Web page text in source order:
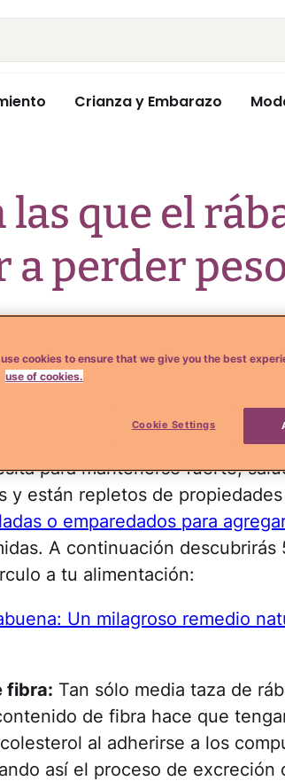
Crianza y Embarazo
que el
a perder
de aumentar tu pérdida
Estas hermosas raíces
le proporcionan a todo tu
para mantenerse fuerte,
y están repletos de propiedades
o emparedados para
A continuación descubrirás
a tu alimentación:
Un milagroso remedio
fibra: Tan sólo media taza de
de fibra hace que
al adherirse a los
así el proceso de excreción
use cookies to ensure that we give you the best
use of cookies.
Cookie Settings